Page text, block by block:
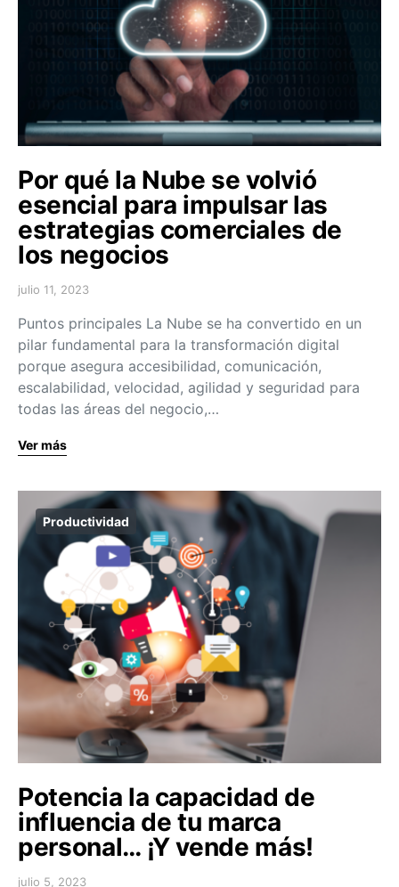
Por qué la Nube se volvió
esencial para impulsar las
estrategias comerciales de
los negocios
julio 11, 2023
Puntos principales La Nube se ha convertido en un
pilar fundamental para la transformación digital
porque asegura accesibilidad, comunicación,
escalabilidad, velocidad, agilidad y seguridad para
todas las áreas del negocio,…
Ver más
Productividad
Potencia la capacidad de
influencia de tu marca
personal… ¡Y vende más!
julio 5, 2023